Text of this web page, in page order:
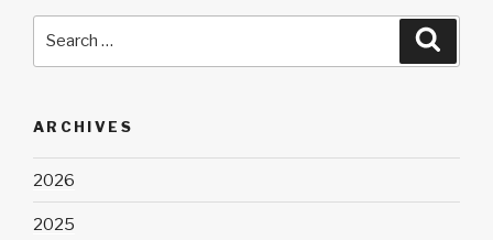
ARCHIVES
2026
2025